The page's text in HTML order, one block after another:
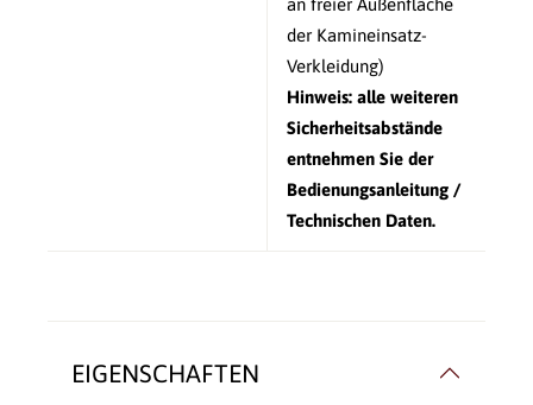
an freier Außenfläche
der Kamineinsatz-
Verkleidung)
Hinweis: alle weiteren
Sicherheitsabstände
entnehmen Sie der
Bedienungsanleitung /
Technischen Daten.
EIGENSCHAFTEN